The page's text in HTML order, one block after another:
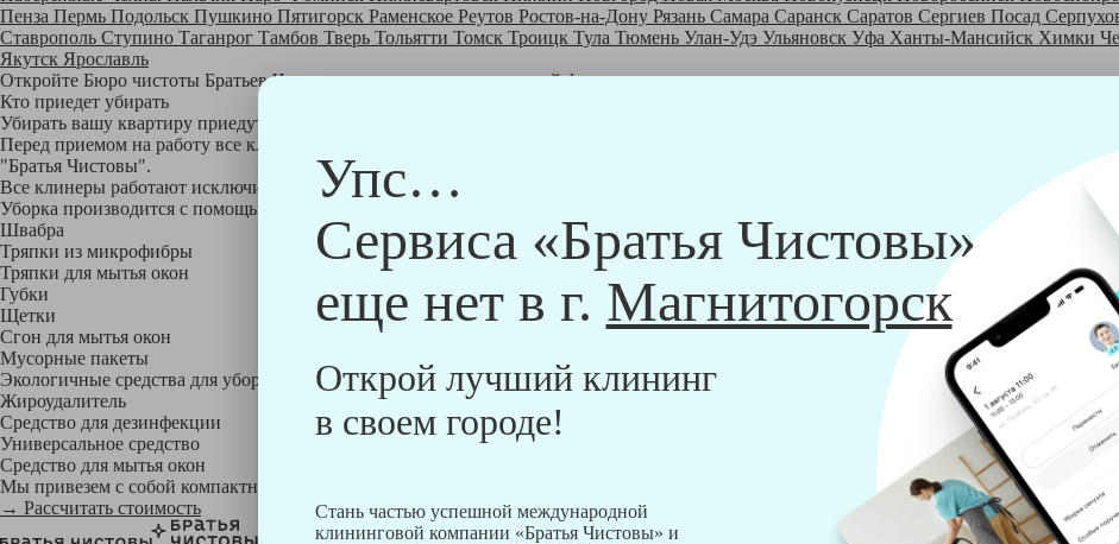
Упс…
Сервиса «Братья Чистовы»
еще нет в г. Магнитогорск
Открой лучший клининг
в своем городе!
Стань частью успешной международной
клининговой компании «Братья Чистовы» и
Пенза Пермь Подольск Пушкино Пятигорск Раменское Реутов Ростов-на-Дону Рязань Самара Саранск Саратов Сергиев Посад
Ставрополь Ступино Таганрог Тамбов Тверь Тольятти Томск Троицк Тула Тюмень Улан-Удэ Ульяновск Уфа Ханты-Мансийск Химки
Якутск Ярославль
Откройте Бюро чистоты Братьев Чистовых в своем городе понашей франшизе
Кто приедет убирать
Убирать вашу квартиру приедут профессионально обученные клинеры - русские девушки, в возрасте от 24 до 40 лет.
Перед приемом на работу все клинеры проходят аттестацию в нашем обучающем центре, а также проверку в службе безопасности и
"Братья Чистовы".
Все клинеры работают исключительно в форме с логотипом компании "Братья Чистовы".
Уборка производится с помощью профессиональных технических и химический средств, которые наши клинеры привозят с собой:
Швабра
Тряпки из микрофибры
Тряпки для мытья окон
Губки
Щетки
Сгон для мытья окон
Мусорные пакеты
Экологичные средства для уборки немецкой марки Kiehl:
Жироудалитель
Средство для дезинфекции
Универсальное средство
Средство для мытья окон
Мы привезем с собой компактный профессиональный пылесос фирмы Soteco, а также утюг, ведро, парогенератор, аппарат для
→ Рассчитать стоимость